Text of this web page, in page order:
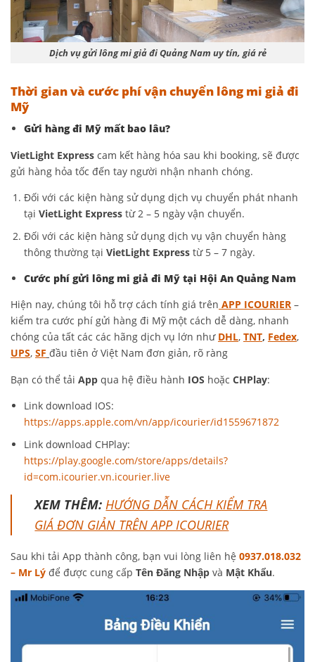
Dịch vụ gửi lông mi giả đi Quảng Nam uy tín, giá rẻ
Thời gian và cước phí vận chuyển lông mi giả đi
Mỹ
Gửi hàng đi Mỹ mất bao lâu?
VietLight Express cam kết hàng hóa sau khi booking, sẽ được
gửi hàng hỏa tốc đến tay người nhận nhanh chóng.
Đối với các kiện hàng sử dụng dịch vụ chuyển phát nhanh
tại VietLight Expresstừ 2 – 5 ngày vận chuyển.
Đối với các kiện hàng sử dụng dịch vụ vận chuyển hàng
thông thường tại VietLight Expresstừ 5 – 7 ngày.
Cước phí gửi lông mi giả đi Mỹ tại Hội An Quảng Nam
Hiện nay, chúng tôi hỗ trợ cách tính giá trên APP ICOURIER –
kiểm tra cước phí gửi hàng đi Mỹ một cách dễ dàng, nhanh
chóng của tất các các hãng dịch vụ lớn như DHL, TNT, Fedex,
UPS, SF đầu tiên ở Việt Nam đơn giản, rõ ràng
Bạn có thể tải App qua hệ điều hành IOS hoặc CHPlay:
Link download IOS:
https://apps.apple.com/vn/app/icourier/id1559671872
Link download CHPlay:
https://play.google.com/store/apps/details?
id=com.icourier.vn.icourier.live
XEM THÊM: HƯỚNG DẪN CÁCH KIỂM TRA
GIÁ ĐƠN GIẢN TRÊN APP ICOURIER
Sau khi tải App thành công, bạn vui lòng liên hệ 0937.018.032
– Mr Lý để được cung cấp Tên Đăng Nhập và Mật Khẩu.